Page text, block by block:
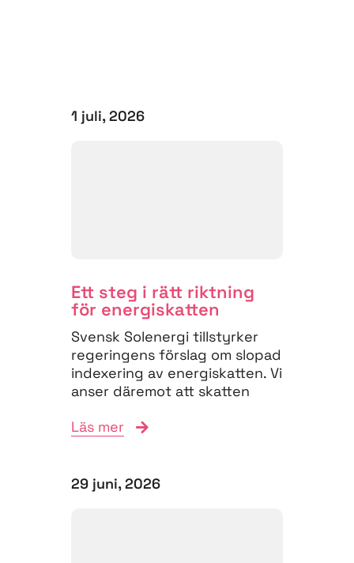
1 juli, 2026
Ett steg i rätt riktning
för energiskatten
Svensk Solenergi tillstyrker
regeringens förslag om slopad
indexering av energiskatten. Vi
anser däremot att skatten
att...
Läs mer
29 juni, 2026